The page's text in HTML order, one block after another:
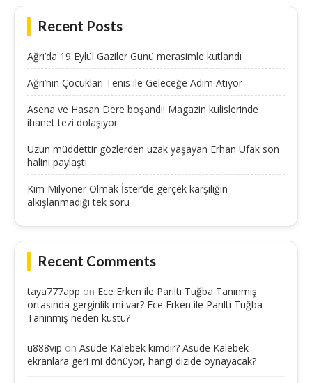
Recent Posts
Ağrı’da 19 Eylül Gaziler Günü merasimle kutlandı
Ağrı’nın Çocukları Tenis ile Geleceğe Adım Atıyor
Asena ve Hasan Dere boşandı! Magazin kulislerinde
ihanet tezi dolaşıyor
Uzun müddettir gözlerden uzak yaşayan Erhan Ufak son
halini paylaştı
Kim Milyoner Olmak İster’de gerçek karşılığın
alkışlanmadığı tek soru
Recent Comments
taya777app on Ece Erken ile Parıltı Tuğba Tanınmış
ortasında gerginlik mi var? Ece Erken ile Parıltı Tuğba
Tanınmış neden küstü?
u888vip on Asude Kalebek kimdir? Asude Kalebek
ekranlara geri mi dönüyor, hangi dizide oynayacak?